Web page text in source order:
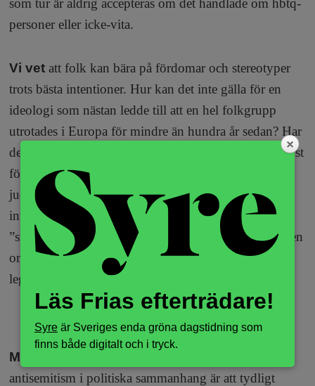
Läs Frias efterträdare!
Syre är Sveriges enda gröna dagstidning som
finns både digitalt och i tryck.
som tur är aldrig accepteras om det handlade om hbtq-
personer eller icke-vita.
Vi vetatt folk kan bära på fördomar och stereotyper
trots bästa intentioner. Hur kan det inte gälla för en
ideologi som nästan ledde till att en hel folkgrupp
utrotades i Europa för mindre än hundra år sedan? Har
de föreställningar som låg bakom detta bara mirakulöst
försvunnit sedan dess? Hur är det med idéer som att
judar ”har det bra” eller alltid ”ser efter sina egna
intressen” först? Och motsvarar inte angrepp mot
”sionister” ibland klassiska antisemitiska mönster, även
om ordet ”jude” byts ut mot något som tycks mer
legitimt?
ANNONS
Man hör
antisemitism i politiska sammanhang är att tydligt